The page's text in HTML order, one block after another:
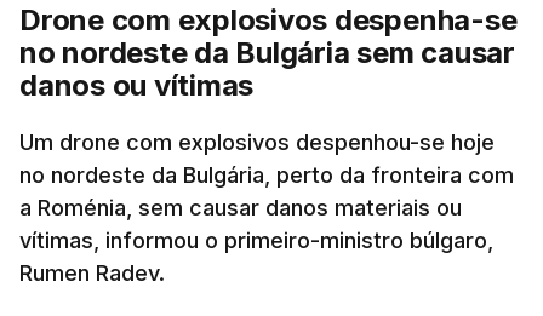
Além disso, o correspondente do canal de
televisão israelita i24News, que também teve
acesso às deliberações do Gabinete, recordou na
autorização formal de Israel para a entrada em
Gaza da Força Internacional de Estabilização, um
contingente multinacional proposto no âmbito do
Conselho da Paz promovido por Trump.
Drone com explosivos despenha-se
no nordeste da Bulgária sem causar
danos ou vítimas
Um drone com explosivos despenhou-se hoje
no nordeste da Bulgária, perto da fronteira com
a Roménia, sem causar danos materiais ou
vítimas, informou o primeiro-ministro búlgaro,
Rumen Radev.